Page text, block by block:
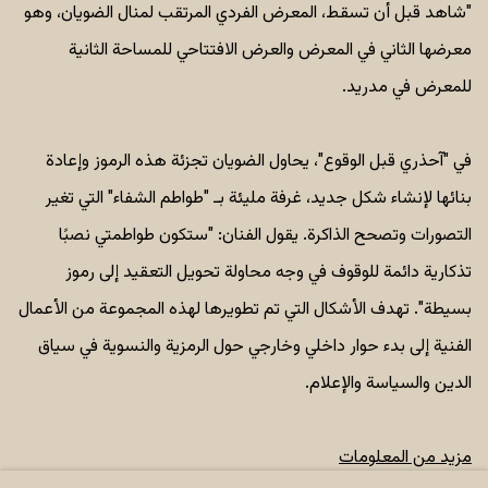
"شاهد قبل أن تسقط، المعرض الفردي المرتقب لمنال الضويان، وهو
معرضها الثاني في المعرض والعرض الافتتاحي للمساحة الثانية
للمعرض في مدريد.
في "آحذري قبل الوقوع"، يحاول الضويان تجزئة هذه الرموز وإعادة
بنائها لإنشاء شكل جديد، غرفة مليئة بـ "طواطم الشفاء" التي تغير
التصورات وتصحح الذاكرة. يقول الفنان: "ستكون طواطمتي نصبًا
تذكارية دائمة للوقوف في وجه محاولة تحويل التعقيد إلى رموز
بسيطة". تهدف الأشكال التي تم تطويرها لهذه المجموعة من الأعمال
الفنية إلى بدء حوار داخلي وخارجي حول الرمزية والنسوية في سياق
الدين والسياسة والإعلام.
مزيد من المعلومات